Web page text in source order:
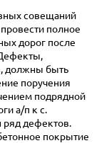
совещаний
полное
дорог после
должны быть
поручения
подрядной
а/п к с.
ряд дефектов.
покрытие